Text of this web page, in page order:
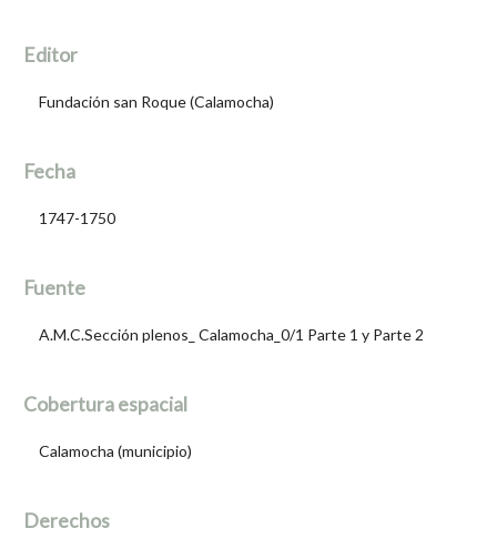
Editor
Fundación san Roque (Calamocha)
Fecha
1747-1750
Fuente
A.M.C.Sección plenos_ Calamocha_0/1 Parte 1 y Parte 2
Cobertura espacial
Calamocha (municipio)
Derechos